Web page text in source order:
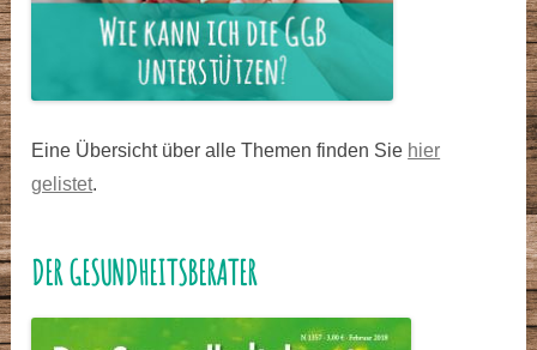
Eine Übersicht über alle Themen finden Sie hier
gelistet.
DER GESUNDHEITSBERATER